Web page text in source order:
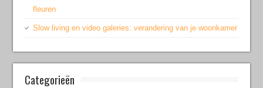
fleuren
Slow living en video galeries: verandering van je woonkamer
Categorieën